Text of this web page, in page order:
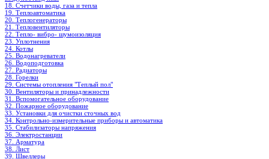
18. Счетчики воды, газа и тепла
19. Теплоавтоматика
20. Теплогенераторы
21. Тепловентиляторы
22. Тепло- вибро- шумоизоляция
23. Уплотнения
24. Котлы
25. Водонагреватели
26. Водоподготовка
27. Радиаторы
28. Горелки
29. Системы отопления "Теплый пол"
30. Вентиляторы и принадлежности
31. Вспомогательное оборудование
32. Пожарное оборудование
33. Установки для очистки сточных вод
34. Контрольно-измерительные приборы и автоматика
35. Стабилизаторы напряжения
36. Электростанции
37. Арматура
38. Лист
39. Швеллеры